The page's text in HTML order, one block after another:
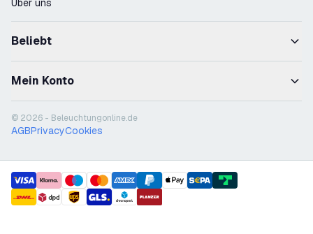
Über uns
Beliebt
Mein Konto
© 2026 - Beleuchtungonline.de
AGBPrivacyCookies
payment methods
shipment methods